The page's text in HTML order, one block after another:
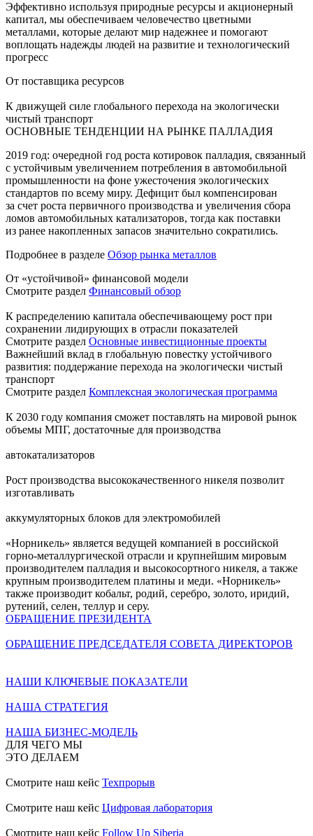
Эффективно используя природные ресурсы и акционерный
капитал, мы обеспечиваем человечество цветными
металлами, которые делают мир надежнее и помогают
воплощать надежды людей на развитие и технологический
прогресс
От поставщика ресурсов
К движущей силе глобального перехода на экологически
чистый транспорт
ОСНОВНЫЕ ТЕНДЕНЦИИ НА РЫНКЕ ПАЛЛАДИЯ
2019 год: очередной год роста котировок палладия, связанный
с устойчивым увеличением потребления в автомобильной
промышленности на фоне ужесточения экологических
стандартов по всему миру. Дефицит был компенсирован
за счет роста первичного производства и увеличения сбора
ломов автомобильных катализаторов, тогда как поставки
из ранее накопленных запасов значительно сократились.
Подробнее в разделе Обзор рынка металлов
От «устойчивой» финансовой модели
Смотрите раздел Финансовый обзор
К распределению капитала обеспечивающему рост при
сохранении лидирующих в отрасли показателей
Смотрите раздел Основные инвестиционные проекты
Важнейший вклад в глобальную повестку устойчивого
развития: поддержание перехода на экологически чистый
транспорт
Смотрите раздел Комплексная экологическая программа
К 2030 году компания сможет поставлять на мировой рынок
объемы МПГ, достаточные для производства
автокатализаторов
Рост производства высококачественного никеля позволит
изготавливать
аккумуляторных блоков для электромобилей
«Норникель» является ведущей компанией в российской
горно-металлургической отрасли и крупнейшим мировым
производителем палладия и высокосортного никеля, а также
крупным производителем платины и меди. «Норникель»
также производит кобальт, родий, серебро, золото, иридий,
рутений, селен, теллур и серу.
ОБРАЩЕНИЕ ПРЕЗИДЕНТА
ОБРАЩЕНИЕ ПРЕДСЕДАТЕЛЯ СОВЕТА ДИРЕКТОРОВ
НАШИ КЛЮЧЕВЫЕ ПОКАЗАТЕЛИ
НАША СТРАТЕГИЯ
НАША БИЗНЕС-МОДЕЛЬ
ДЛЯ ЧЕГО МЫ
ЭТО ДЕЛАЕМ
Смотрите наш кейс Техпрорыв
Смотрите наш кейс Цифровая лаборатория
Смотрите наш кейс Follow Up Siberia